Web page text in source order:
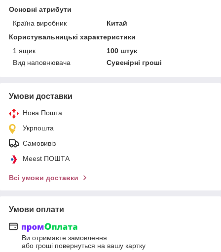
Основні атрибути
Країна виробник
Китай
Користувальницькі характеристики
1 ящик
100 штук
Вид наповнювача
Сувенірні гроші
Умови доставки
Нова Пошта
Укрпошта
Самовивіз
Meest ПОШТА
Всі умови доставки
Умови оплати
Ви отримаєте замовлення
або гроші повернуться на вашу картку